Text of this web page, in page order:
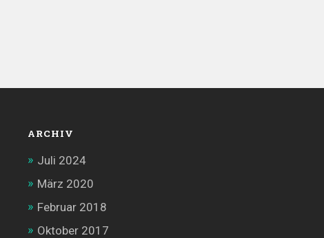
ARCHIV
Juli 2024
März 2020
Februar 2018
Oktober 2017